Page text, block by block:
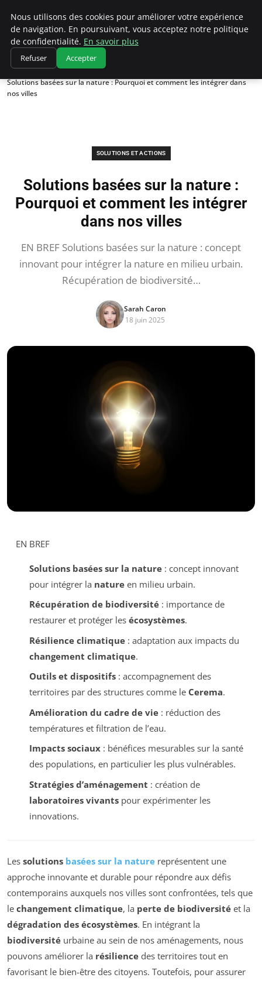
Climatedebtagents
Accueil
Solutions et Actions
Solutions basées sur la nature : Pourquoi et comment les intégrer dans
nos villes
SOLUTIONS ET ACTIONS
Solutions basées sur la nature :
Pourquoi et comment les intégrer
dans nos villes
EN BREF Solutions basées sur la nature : concept
innovant pour intégrer la nature en milieu urbain.
Récupération de biodiversité…
Sarah Caron
18 juin 2025
EN BREF
Solutions basées sur la nature: concept innovant
pour intégrer la natureen milieu urbain.
Récupération de biodiversité: importance de
restaurer et protéger les écosystèmes.
Résilience climatique: adaptation aux impacts du
changement climatique.
Outils et dispositifs: accompagnement des
territoires par des structures comme le Cerema.
Amélioration du cadre de vie: réduction des
températures et filtration de l’eau.
Impacts sociaux: bénéfices mesurables sur la santé
des populations, en particulier les plus vulnérables.
Stratégies d’aménagement : création de
laboratoires vivantspour expérimenter les
innovations.
Les solutions basées sur la nature représentent une
approche innovante et durable pour répondre aux défis
contemporains auxquels nos villes sont confrontées, tels que
le changement climatique, la perte de biodiversité et la
dégradation des écosystèmes. En intégrant la
biodiversité urbaine au sein de nos aménagements, nous
pouvons améliorer la résilience des territoires tout en
favorisant le bien-être des citoyens. Toutefois, pour assurer
Nous utilisons des cookies pour améliorer votre expérience
de navigation. En poursuivant, vous acceptez notre politique
de confidentialité. En savoir plus
Refuser Accepter